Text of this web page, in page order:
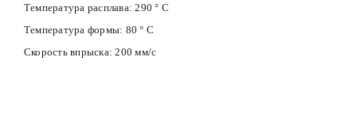
Температура расплава: 290 ° С
Температура формы: 80 ° С
Скорость впрыска: 200 мм/с